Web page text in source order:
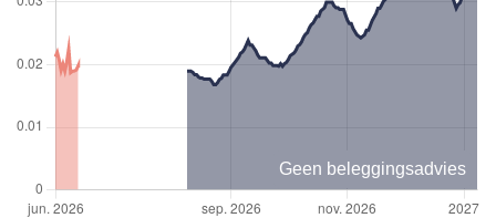
Geen beleggingsadvies